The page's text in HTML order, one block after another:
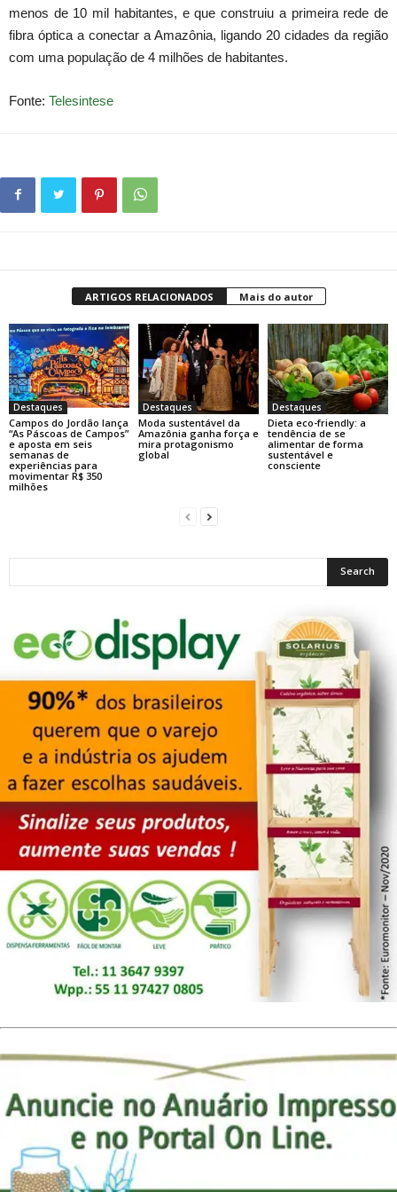
menos de 10 mil habitantes, e que construiu a primeira rede de
fibra óptica a conectar a Amazônia, ligando 20 cidades da região
com uma população de 4 milhões de habitantes.
Fonte: Telesintese
ARTIGOS RELACIONADOS Mais do autor
Destaques
Campos do Jordão lança
“As Páscoas de Campos”
e aposta em seis
semanas de
experiências para
movimentar R$ 350
milhões
Destaques
Moda sustentável da
Amazônia ganha força e
mira protagonismo
global
Destaques
Dieta eco-friendly: a
tendência de se
alimentar de forma
sustentável e
consciente